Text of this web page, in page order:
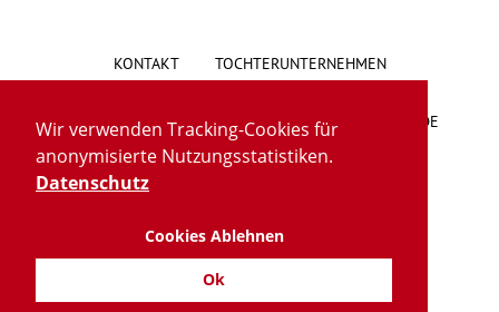
Wir verwenden Tracking-Cookies für
anonymisierte Nutzungsstatistiken.
Datenschutz
Cookies Ablehnen
Ok
KONTAKT TOCHTERUNTERNEHMEN
HINWEISGEBERSYSTEM VORSCHLAG/BESCHWERDE
LIEFERKETTENGESETZ
IMPRESSUM DATENSCHUTZ